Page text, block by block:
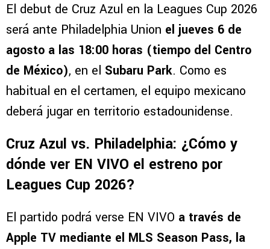
El debut de Cruz Azul en la Leagues Cup 2026
será ante Philadelphia Union el jueves 6 de
agosto a las 18:00 horas (tiempo del Centro
de México), en el Subaru Park. Como es
habitual en el certamen, el equipo mexicano
deberá jugar en territorio estadounidense.
Cruz Azul vs. Philadelphia: ¿Cómo y
dónde ver EN VIVO el estreno por
Leagues Cup 2026?
El partido podrá verse EN VIVO a través de
Apple TV mediante el MLS Season Pass, la